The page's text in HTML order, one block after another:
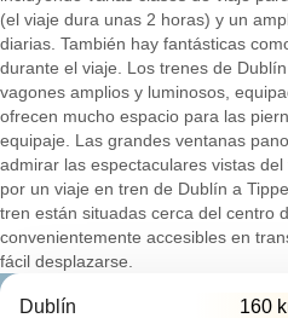
(el viaje dura unas 2 horas) y un
diarias. También hay fantásticas
durante el viaje. Los trenes de
vagones amplios y luminosos,
ofrecen mucho espacio para las
equipaje. Las grandes ventanas
admirar las espectaculares vistas
por un viaje en tren de Dublín a
tren están situadas cerca del centro
convenientemente accesibles en
fácil desplazarse.
Dublín 160